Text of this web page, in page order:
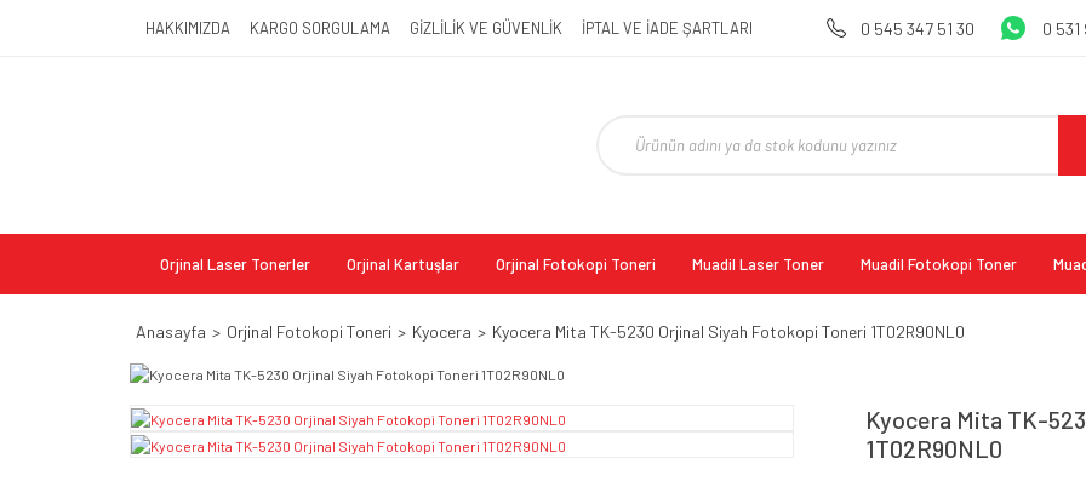
HAKKIMIZDA KARGO SORGULAMA GİZLİLİK VE GÜVENLİK İPTAL VE İADE ŞARTLARI 0 545 347 51 30 0
Orjinal Laser Tonerler Orjinal Kartuşlar Orjinal Fotokopi Toneri Muadil Laser Toner Muadil Fotokopi Toner
Anasayfa Orjinal Fotokopi Toneri Kyocera Kyocera Mita TK-5230 Orjinal Siyah Fotokopi Toneri 1T02R90NL0
Kyocera Mita TK-
1T02R90NL0